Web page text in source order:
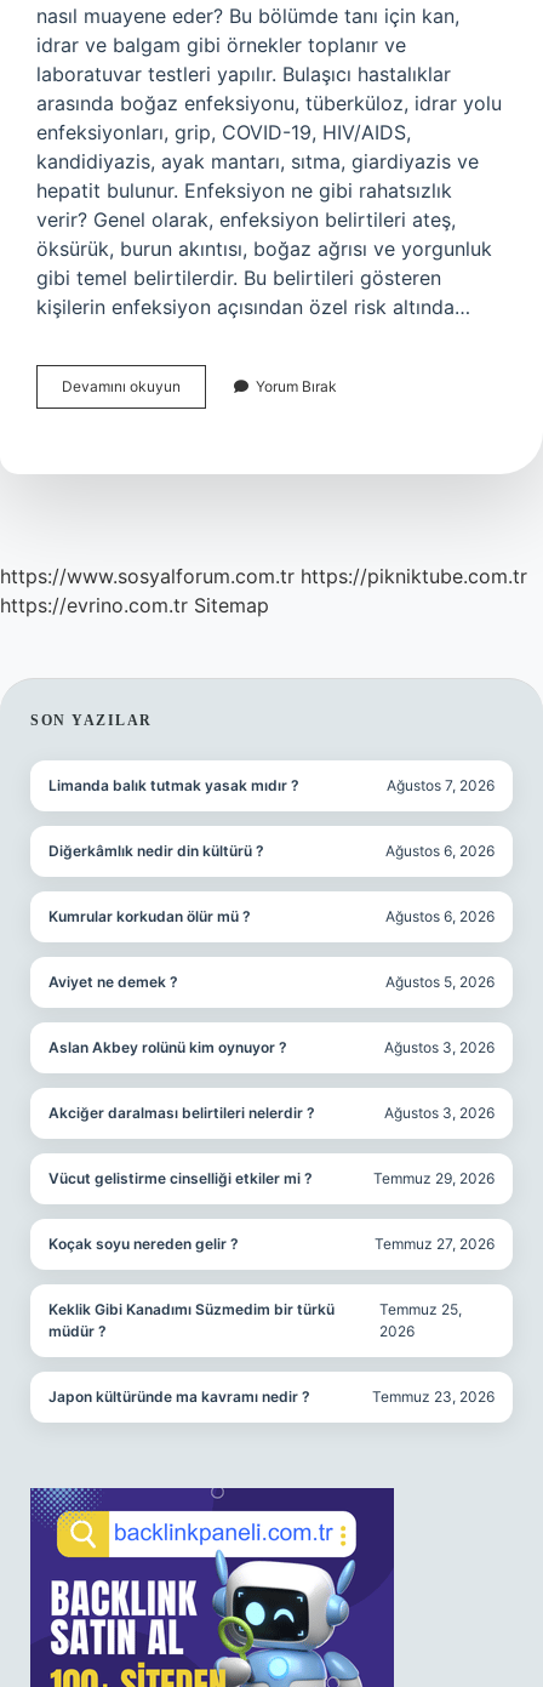
nasıl muayene eder? Bu bölümde tanı için kan,
idrar ve balgam gibi örnekler toplanır ve
laboratuvar testleri yapılır. Bulaşıcı hastalıklar
arasında boğaz enfeksiyonu, tüberküloz, idrar yolu
enfeksiyonları, grip, COVID-19, HIV/AIDS,
kandidiyazis, ayak mantarı, sıtma, giardiyazis ve
hepatit bulunur. Enfeksiyon ne gibi rahatsızlık
verir? Genel olarak, enfeksiyon belirtileri ateş,
öksürük, burun akıntısı, boğaz ağrısı ve yorgunluk
gibi temel belirtilerdir. Bu belirtileri gösteren
kişilerin enfeksiyon açısından özel risk altında…
Devamını okuyun Enfeksiyon
Bölümüne
Yorum Bırak
https://www.sosyalforum.com.tr https://pikniktube.com.tr
https://evrino.com.tr Sitemap
SIDEBAR
SON YAZILAR
Limanda balık tutmak yasak mıdır ? Ağustos 7, 2026
Diğerkâmlık nedir din kültürü ? Ağustos 6, 2026
Kumrular korkudan ölür mü ? Ağustos 6, 2026
Aviyet ne demek ? Ağustos 5, 2026
Aslan Akbey rolünü kim oynuyor ? Ağustos 3, 2026
Akciğer daralması belirtileri nelerdir ? Ağustos 3, 2026
Vücut gelistirme cinselliği etkiler mi ? Temmuz 29, 2026
Koçak soyu nereden gelir ? Temmuz 27, 2026
Keklik Gibi Kanadımı Süzmedim bir türkü
müdür ?
Temmuz 25,
2026
Japon kültüründe ma kavramı nedir ? Temmuz 23, 2026